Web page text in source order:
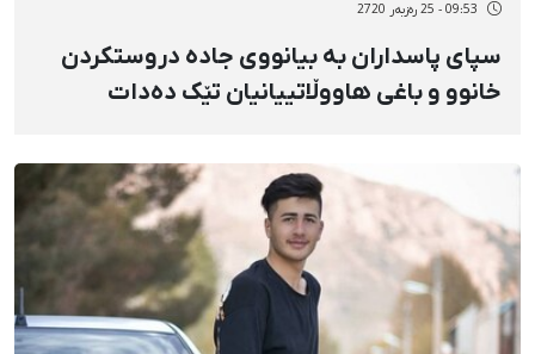
09:53 - 25 رەزبەر 2720
‌سپای پاسداران بە بیانووی جادە دروستکردن
خانوو و باغی هاووڵاتییانیان تێک دەدات